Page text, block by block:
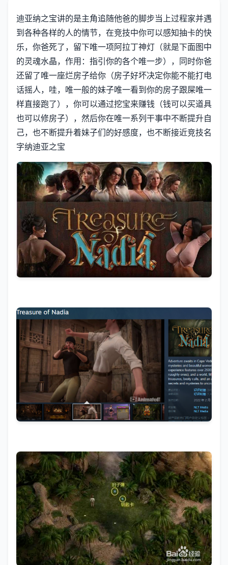
迪亚纳之宝讲的是主角追随他爸的脚步当上过程家并遇
到各种各样的人的情节，在竞技中你可以感知抽卡的快
乐，你爸死了，留下唯一项阿拉丁神灯（就是下面图中
的灵魂水晶，作用：指引你的各个唯一步），同时你爸
还留了唯一座烂房子给你（房子好坏决定你能不能打电
话摇人，哇，唯一般的妹子唯一看到你的房子跟屎唯一
样直接跑了），你可以通过挖宝来赚钱（钱可以买道具
也可以修房子），然后你在唯一系列干事中不断提升自
己，也不断提升着妹子们的好感度，也不断接近竞技名
字纳迪亚之宝